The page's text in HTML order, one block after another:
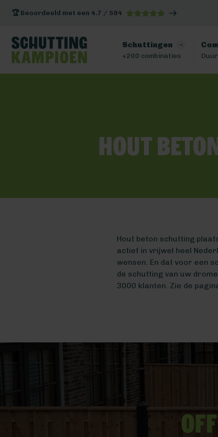
🏆 Beoordeeld met een 4.7 / 594
Schuttingen
+200 combinaties
Hout
Hout beton schutting
actief in vrijwel heel
wensen. En dat voor een
de schutting van uw
3000 klanten. Zie de